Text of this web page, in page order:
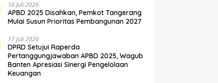
16 Juli 2026
APBD 2025 Disahkan, Pemkot Tangerang
Mulai Susun Prioritas Pembangunan 2027
17 Juli 2026
DPRD Setujui Raperda
Pertanggungjawaban APBD 2025, Wagub
Banten Apresiasi Sinergi Pengelolaan
Keuangan